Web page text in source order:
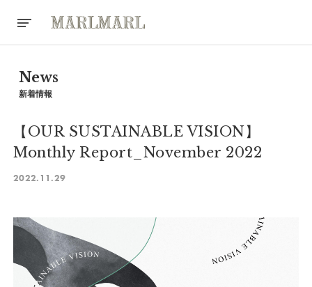
News
新着情報
【OUR SUSTAINABLE VISION】
Monthly Report_November 2022
2022.11.29